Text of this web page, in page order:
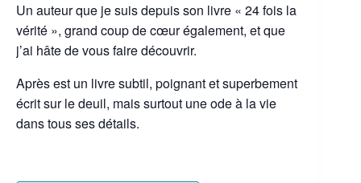
Un auteur que je suis depuis son livre « 24 fois la
vérité », grand coup de cœur également, et que
j’ai hâte de vous faire découvrir.
Après est un livre subtil, poignant et superbement
écrit sur le deuil, mais surtout une ode à la vie
dans tous ses détails.